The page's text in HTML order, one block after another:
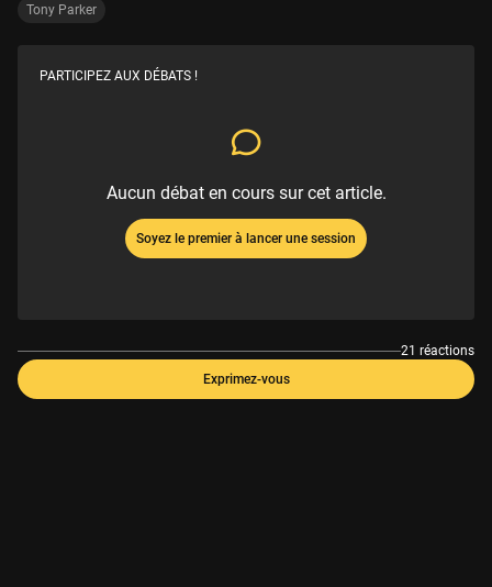
Tony Parker
PARTICIPEZ AUX DÉBATS !
Aucun débat en cours sur cet article.
Soyez le premier à lancer une session
21 réactions
Exprimez-vous